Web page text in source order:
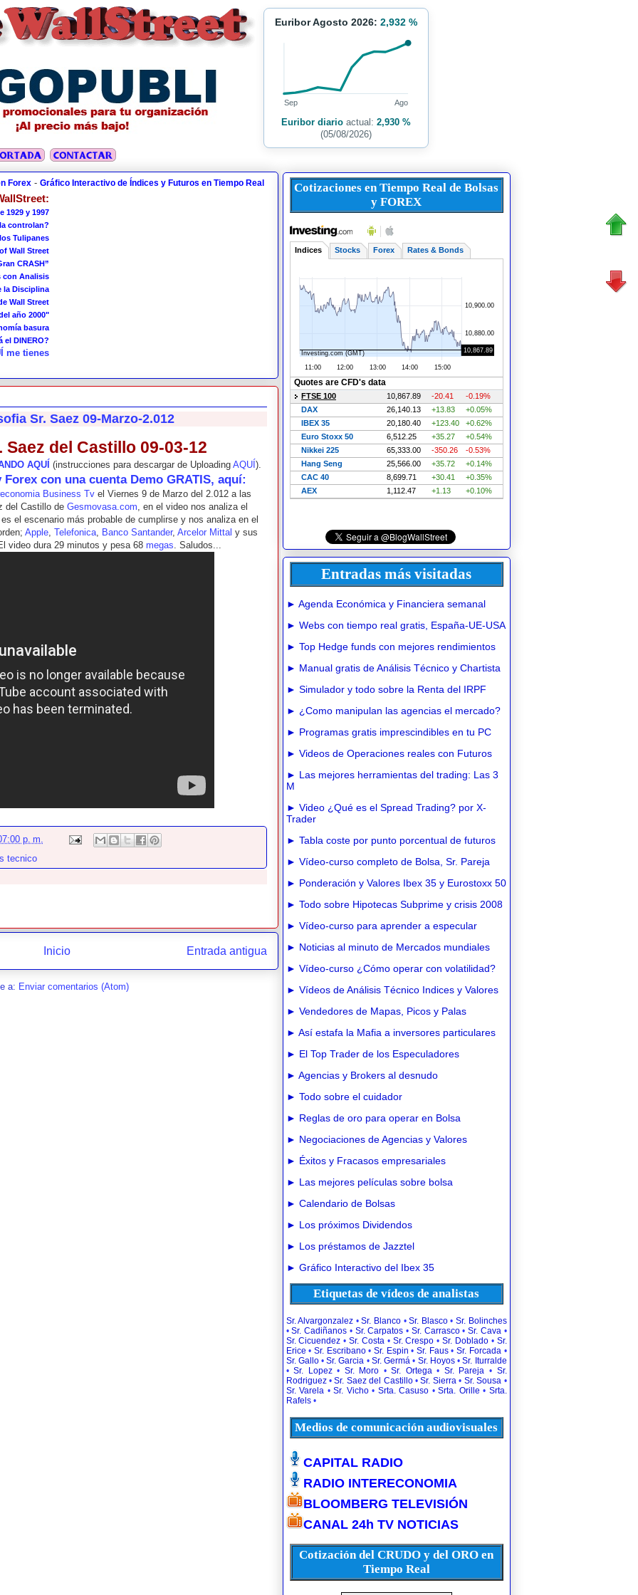
Euribor Agosto 2026: 2,932 %
Sep Ago
Euribor diarioactual: 2,930 %
(05/08/2026)
Forex - Gráfico Interactivo de Índices y Futuros en Tiempo Real
1929 y 1997
controlan?
Tulipanes
Wall Street
CRASH”
con Analisis
la Disciplina
Wall Street
año 2000"
basura
el DINERO?
me tienes
Sr. Saez 09-Marzo-2.012
del Castillo 09-03-12
AQUÍ (instrucciones para descargar de Uploading AQUÍ ).
con una cuenta Demo GRATIS, aquí:
Business Tvel Viernes 9 de Marzo del 2.012 a las
del Castillo de Gesmovasa.com, en el video nos analiza el
el escenario más probable de cumplirse y nos analiza en el
Apple, Telefonica, Banco Santander, Arcelor Mittal y sus
video dura 29 minutos y pesa 68 megas. Saludos...
p. m.
tecnico
Entrada antigua
Inicio
a: Enviar comentarios (Atom)
Cotizaciones en Tiempo Real de Bolsas
y FOREX
Entradas más visitadas
► Agenda Económica y Financiera semanal
► Webs con tiempo real gratis, España-UE-USA
► Top Hedge funds con mejores rendimientos
► Manual gratis de Análisis Técnico y Chartista
► Simulador y todo sobre la Renta del IRPF
► ¿Como manipulan las agencias el mercado?
► Programas gratis imprescindibles en tu PC
► Videos de Operaciones reales con Futuros
► Las mejores herramientas del trading: Las 3
M
► Video ¿Qué es el Spread Trading? por X-
Trader
► Tabla coste por punto porcentual de futuros
► Vídeo-curso completo de Bolsa, Sr. Pareja
► Ponderación y Valores Ibex 35 y Eurostoxx 50
► Todo sobre Hipotecas Subprime y crisis 2008
► Vídeo-curso para aprender a especular
► Noticias al minuto de Mercados mundiales
► Vídeo-curso ¿Cómo operar con volatilidad?
► Vídeos de Análisis Técnico Indices y Valores
► Vendedores de Mapas, Picos y Palas
► Así estafa la Mafia a inversores particulares
► El Top Trader de los Especuladores
► Agencias y Brokers al desnudo
► Todo sobre el cuidador
► Reglas de oro para operar en Bolsa
► Negociaciones de Agencias y Valores
► Éxitos y Fracasos empresariales
► Las mejores películas sobre bolsa
► Calendario de Bolsas
► Los próximos Dividendos
► Los préstamos de Jazztel
► Gráfico Interactivo del Ibex 35
Etiquetas de vídeos de analistas
Sr. Alvargonzalez •Sr. Blanco•Sr. Blasco• Sr. Bolinches
•Sr. Cadiñanos • Sr. Carpatos • Sr. Carrasco• Sr. Cava•
Sr. Cicuendez •Sr. Costa• Sr. Crespo •Sr. Doblado• Sr.
Erice • Sr. Escribano• Sr. Espin •Sr. Faus•Sr. Forcada•
Sr. Gallo•Sr. Garcia • Sr. Germá • Sr. Hoyos•Sr. Iturralde
•Sr. Lopez• Sr. Moro •Sr. Ortega• Sr. Pareja • Sr.
Rodriguez•Sr. Saez del Castillo•Sr. Sierra• Sr. Sousa •
Sr. Varela • Sr. Vicho• Srta. Casuso • Srta. Orille • Srta.
Rafels•
Medios de comunicación audiovisuales
CAPITAL RADIO
RADIO INTERECONOMIA
BLOOMBERG TELEVISIÓN
CANAL 24h TV NOTICIAS
Cotización del CRUDO y del ORO en
Tiempo Real